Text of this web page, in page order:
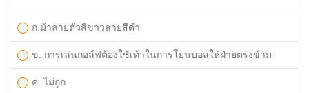
ก.ม้าลายตัวสีขาวลายสีดำ
ข. การเล่นกอล์ฟต้องใช้เท้าในการโยนบอลให้ฝ่ายตรงข้าม
ค. ไม่ถูก